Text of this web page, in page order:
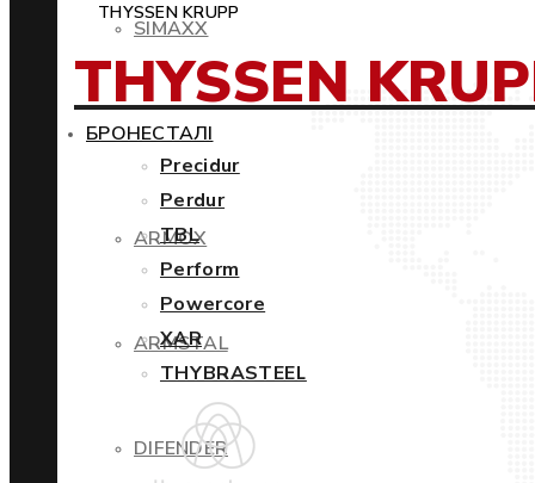
SIMAXX
БРОНЕСТАЛІ
ARMOX
ARMSTAL
DIFENDER
THYSSEN KRUPP
THYSSEN
Precidur
Perdur
TBL
Perform
Powercore
XAR
THYBRASTEEL